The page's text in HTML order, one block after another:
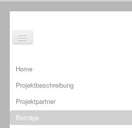
Toggle
Navigation
Home
Projektbeschreibung
Projektpartner
Beiträge